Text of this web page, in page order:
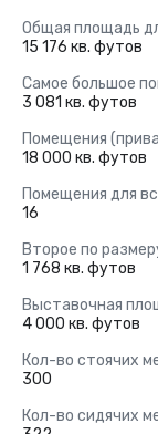
Общая площадь
15 176 кв. футов
Самое большое
3 081 кв. футов
Помещения
18 000 кв. футов
Помещения для
16
Второе по
1 768 кв. футов
Выставочная
4 000 кв. футов
Кол-во стоячих
300
Кол-во сидячих